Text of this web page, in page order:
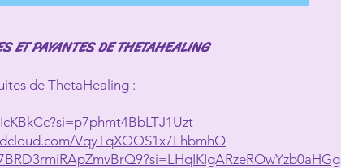
ET PAYANTES DE THETAHEALING
de ThetaHealing :
VqyTqXQQS1x7LhbmhO